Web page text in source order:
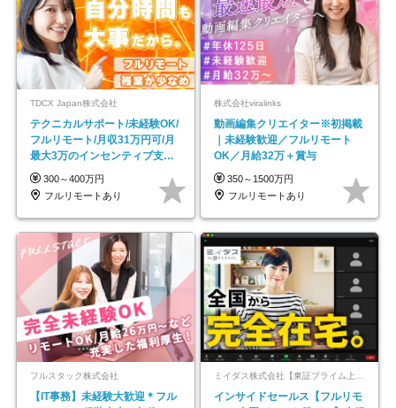
TDCX Japan株式会社
テクニカルサポート/未経験OK/
フルリモート/月収31万円可/月
最大3万のインセンティブ支給/
平均年齢33歳
300～400万円
フルリモートあり
株式会社viralinks
動画編集クリエイター※初掲載
｜未経験歓迎／フルリモート
OK／月給32万＋賞与
350～1500万円
フルリモートあり
フルスタック株式会社
【IT事務】未経験大歓迎＊フル
ミイダス株式会社【東証プライム上場パーソルグループ】
インサイドセールス【フルリモ